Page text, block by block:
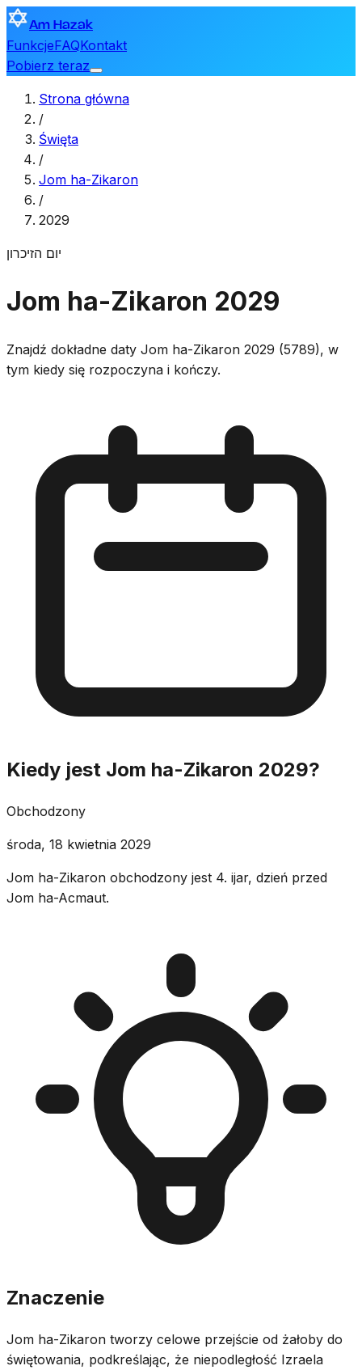
Am Hazak
FunkcjeFAQKontakt
Pobierz teraz
Strona główna
/
Święta
/
Jom ha-Zikaron
/
2029
יום הזיכרון
Jom ha-Zikaron 2029
Znajdź dokładne daty Jom ha-Zikaron 2029 (5789), w
tym kiedy się rozpoczyna i kończy.
Kiedy jest Jom ha-Zikaron 2029?
Obchodzony
środa, 18 kwietnia 2029
Jom ha-Zikaron obchodzony jest 4. ijar, dzień przed
Jom ha-Acmaut.
Znaczenie
Jom ha-Zikaron tworzy celowe przejście od żałoby do
świętowania, podkreślając, że niepodległość Izraela